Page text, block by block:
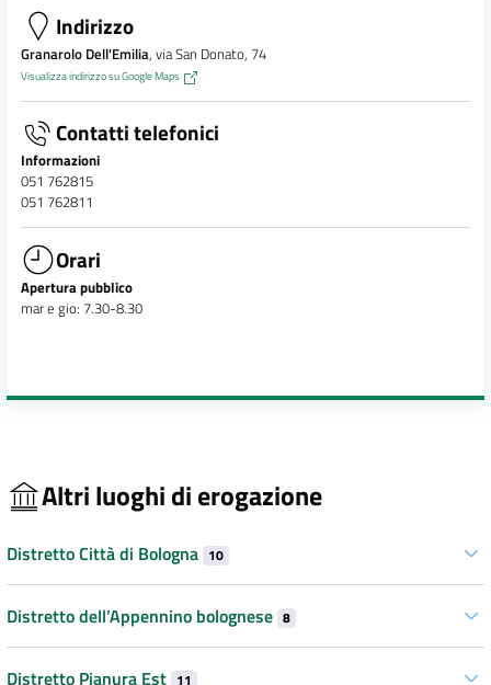
Indirizzo
Granarolo Dell'Emilia, via San Donato, 74
Visualizza indirizzo su Google Maps
Contatti telefonici
Informazioni
051 762815
051 762811
Orari
Apertura pubblico
mar e gio: 7.30-8.30
Altri luoghi di erogazione
Distretto Città di Bologna 10
Distretto dell’Appennino bolognese 8
Distretto Pianura Est 11